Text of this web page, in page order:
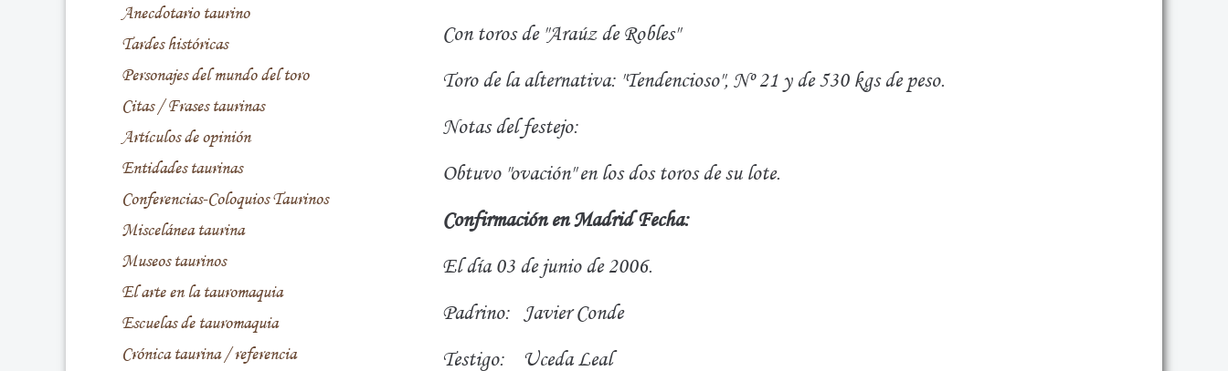
Anecdotario taurino
Tardes históricas
Personajes del mundo del toro
Citas / Frases taurinas
Artículos de opinión
Entidades taurinas
Conferencias-Coloquios Taurinos
Miscelánea taurina
Museos taurinos
El arte en la tauromaquia
Escuelas de tauromaquia
Crónica taurina / referencia
Con toros de "Araúz de Robles"
Toro de la alternativa: "Tendencioso", Nº 21 y de 530 kgs de peso.
Notas del festejo:
Obtuvo "ovación" en los dos toros de su lote.
Confirmación en Madrid Fecha:
El día 03 de junio de 2006.
Padrino:
Javier Conde
Testigo:
Uceda Leal